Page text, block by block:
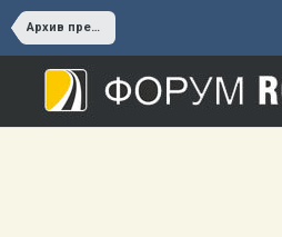
Архив предложений по магистралям («старая» Москва)